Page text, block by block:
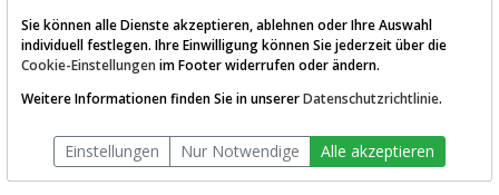
AKTIEN-TERMINAL
Die Aktienanalyse-Plattform von
TraderFox
Sie können alle Dienste akzeptieren, ablehnen oder Ihre Auswahl
individuell festlegen. Ihre Einwilligung können Sie jederzeit über die
Cookie-Einstellungen im Footer widerrufen oder ändern.
Weitere Informationen finden Sie in unsererDatenschutzrichtlinie.
Einstellungen Nur Notwendige Alle akzeptieren